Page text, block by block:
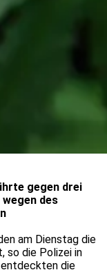
gegen drei
des
am Dienstag die
so die Polizei in
entdeckten die